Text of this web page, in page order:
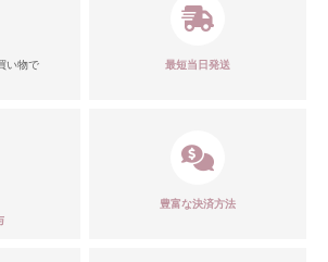
い物で
最短当日発送
豊富な決済方法